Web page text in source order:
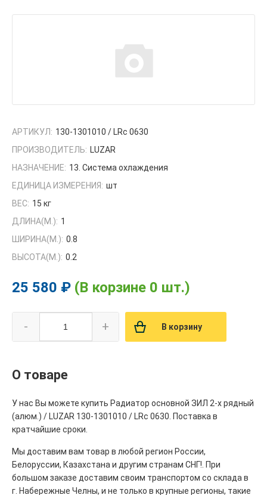
АРТИКУЛ: 130-1301010 / LRc 0630
ПРОИЗВОДИТЕЛЬ: LUZAR
НАЗНАЧЕНИЕ: 13. Система охлаждения
ЕДИНИЦА ИЗМЕРЕНИЯ: шт
ВЕС: 15 кг
ДЛИНА(М.): 1
ШИРИНА(М.): 0.8
ВЫСОТА(М.): 0.2
25 580 ₽ (В корзине 0 шт.)
- + В корзину
О товаре
У нас Вы можете купить Радиатор основной ЗИЛ 2-х рядный
(алюм.) / LUZAR 130-1301010 / LRc 0630. Поставка в
кратчайшие сроки.
Мы доставим вам товар в любой регион России,
Белоруссии, Казахстана и другим странам СНГ!. При
большом заказе доставим своим транспортом со склада в
г. Набережные Челны, и не только в крупные регионы, такие